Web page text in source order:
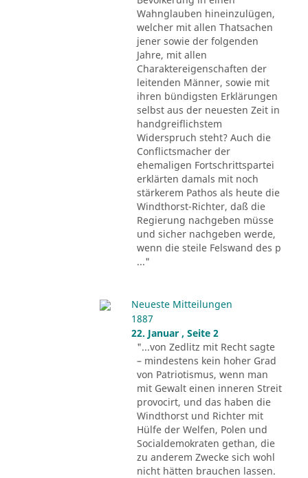
Wahnglauben hineinzulügen,
welcher mit allen Thatsachen
jener sowie der folgenden
Jahre, mit allen
Charaktereigenschaften der
leitenden Männer, sowie mit
ihren bündigsten Erklärungen
selbst aus der neuesten Zeit in
handgreiflichstem
Widerspruch steht? Auch die
Conflictsmacher der
ehemaligen Fortschrittspartei
erklärten damals mit noch
stärkerem Pathos als heute die
Windthorst-Richter, daß die
Regierung nachgeben müsse
und sicher nachgeben werde,
wenn die steile Felswand des p
..."
Neueste Mitteilungen
1887
22. Januar , Seite 2
"...von Zedlitz mit Recht sagte
– mindestens kein hoher Grad
von Patriotismus, wenn man
mit Gewalt einen inneren Streit
provocirt, und das haben die
Windthorst und Richter mit
Hülfe der Welfen, Polen und
Socialdemokraten gethan, die
zu anderem Zwecke sich wohl
nicht hätten brauchen lassen.